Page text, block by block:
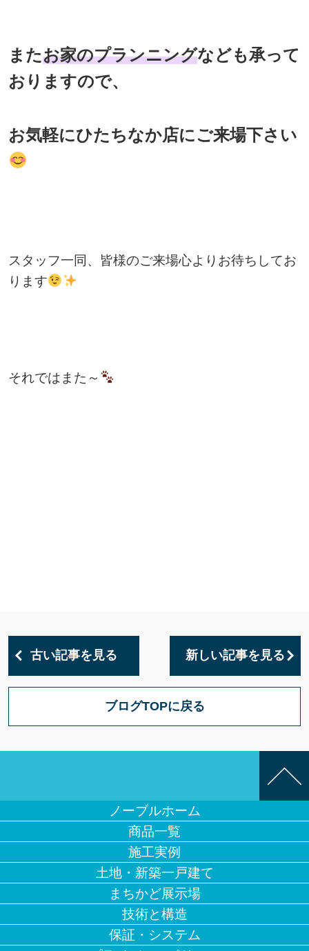
またお家のプランニングなども承って
おりますので、
お気軽にひたちなか店にご来場下さい
スタッフ一同、皆様のご来場心よりお待ちしてお
ります
それではまた～
古い記事を見る 新しい記事を見る
ブログTOPに戻る
ノーブルホーム
商品一覧
施工実例
土地・新築一戸建て
まちかど展示場
技術と構造
保証・システム